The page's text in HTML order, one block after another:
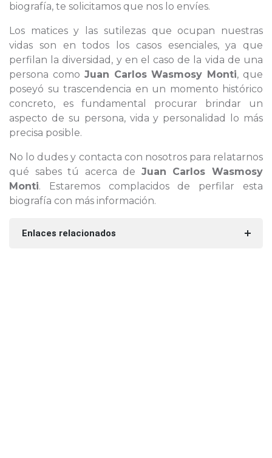
biografía, te solicitamos que nos lo envíes.
Los matices y las sutilezas que ocupan nuestras
vidas son en todos los casos esenciales, ya que
perfilan la diversidad, y en el caso de la vida de una
persona como Juan Carlos Wasmosy Monti, que
poseyó su trascendencia en un momento histórico
concreto, es fundamental procurar brindar un
aspecto de su persona, vida y personalidad lo más
precisa posible.
No lo dudes y contacta con nosotros para relatarnos
qué sabes tú acerca de Juan Carlos Wasmosy
Monti. Estaremos complacidos de perfilar esta
biografía con más información.
Enlaces relacionados